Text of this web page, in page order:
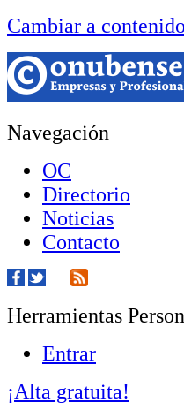
Cambiar a
Navegación
OC
Directorio
Noticias
Contacto
Herramientas
Entrar
¡Alta gratuita!